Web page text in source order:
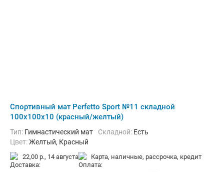
Cпортивный мат Perfetto Sport №11 складной
100x100x10 (красный/желтый)
Тип: Гимнастический мат Складной: Есть
Цвет:Желтый, Красный
22,00 р., 14 августа карта, наличные, рассрочка, кредит